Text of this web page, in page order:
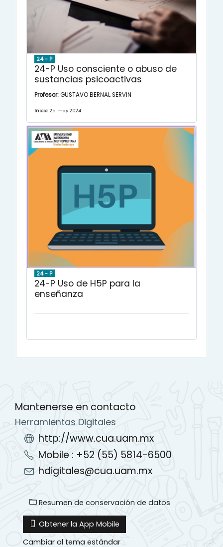
24 - P
24-P Uso consciente o abuso de
sustancias psicoactivas
Profesor:GUSTAVO BERNAL SERVIN
Inicio: 25 may 2024
24 - P
24-P Uso de H5P para la
enseñanza
Mantenerse en contacto
Herramientas Digitales
http://www.cua.uam.mx
Mobile : +52 (55) 5814-6500
hdigitales@cua.uam.mx
Resumen de conservación de datos
Obtener la App Mobile
Cambiar al tema estándar